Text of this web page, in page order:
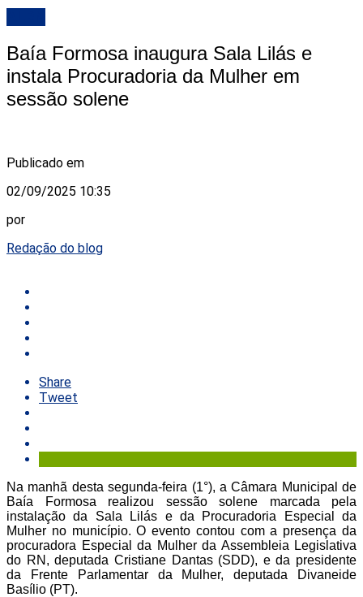
Baía Formosa inaugura Sala Lilás e
instala Procuradoria da Mulher em
sessão solene
Publicado em
02/09/2025 10:35
por
Redação do blog
Share
Tweet
Na manhã desta segunda-feira (1°), a Câmara Municipal de
Baía Formosa realizou sessão solene marcada pela
instalação da Sala Lilás e da Procuradoria Especial da
Mulher no município. O evento contou com a presença da
procuradora Especial da Mulher da Assembleia Legislativa
do RN, deputada Cristiane Dantas (SDD), e da presidente
da Frente Parlamentar da Mulher, deputada Divaneide
Basílio (PT).